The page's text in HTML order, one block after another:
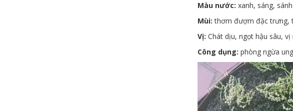
Màu nước: xanh, sáng, sánh
Mùi: thơm đượm đặc trưng,
Vị: Chát dịu, ngọt hậu sâu,
Công dụng: phòng ngừa